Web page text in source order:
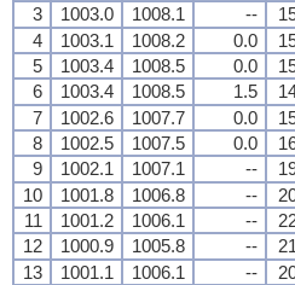
3
1003.0 1008.1 --
4
1003.1 1008.2 0.0
5
1003.4 1008.5 0.0
6
1003.4 1008.5 1.5
7
1002.6 1007.7 0.0
8
1002.5 1007.5 0.0
9
1002.1 1007.1 --
10
1001.8 1006.8 --
11
1001.2 1006.1 --
12
1000.9 1005.8 --
13
1001.1 1006.1 --